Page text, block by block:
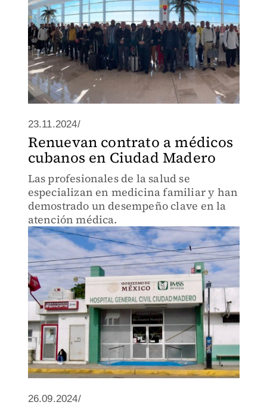
23.11.2024/
Renuevan contrato a médicos
cubanos en Ciudad Madero
Las profesionales de la salud se
especializan en medicina familiar y han
demostrado un desempeño clave en la
atención médica.
26.09.2024/